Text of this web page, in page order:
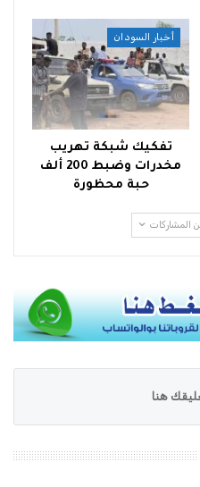
أخبار السودان
تفكيك شبكة تهريب
مخدرات وضبط 200 ألف
حبة محظورة
المشاركات
هنا